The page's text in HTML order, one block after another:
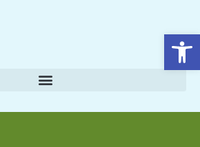
Eszköztár megnyitása